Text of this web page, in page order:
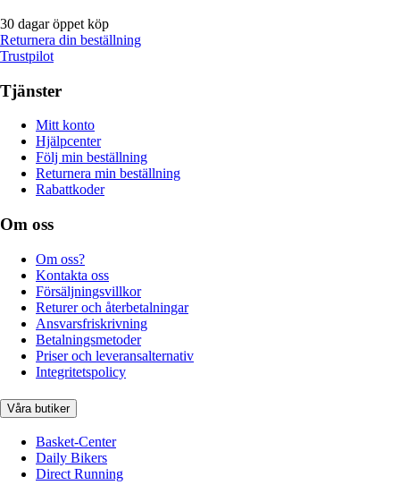
30 dagar öppet köp
Returnera din beställning
Trustpilot
Tjänster
Mitt konto
Hjälpcenter
Följ min beställning
Returnera min beställning
Rabattkoder
Om oss
Om oss?
Kontakta oss
Försäljningsvillkor
Returer och återbetalningar
Ansvarsfriskrivning
Betalningsmetoder
Priser och leveransalternativ
Integritetspolicy
Våra butiker
Basket-Center
Daily Bikers
Direct Running